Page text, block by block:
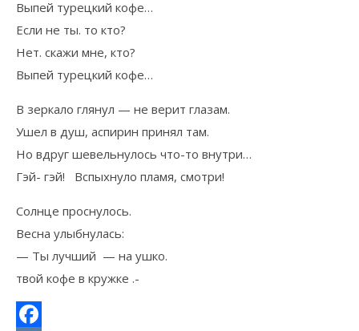
Выпей турецкий кофе…
Если не ты. то кто?
Нет. скажи мне, кто?
Выпей турецкий кофе…
В зеркало глянул — не верит глазам.
Ушел в душ, аспирин принял там.
Но вдруг шевельнулось что-то внутри…
Гэй- гэй! Вспыхнуло пламя, смотри!
Солнце проснулось.
Весна улыбнулась:
— Ты лучший — на ушко.
твой кофе в кружке .-